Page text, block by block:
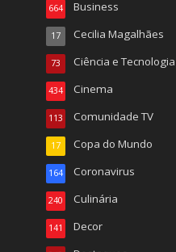
Business
664
Cecilia Magalhães
17
Ciência e Tecnologia
73
Cinema
434
Comunidade TV
113
Copa do Mundo
17
Coronavirus
164
Culinária
240
Decor
141